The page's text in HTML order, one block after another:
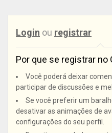
Login ou registrar
Por que se registrar no
Você poderá deixar
participar de discussões e
Se você preferir um
desativar as animações de
configurações do seu perfil.